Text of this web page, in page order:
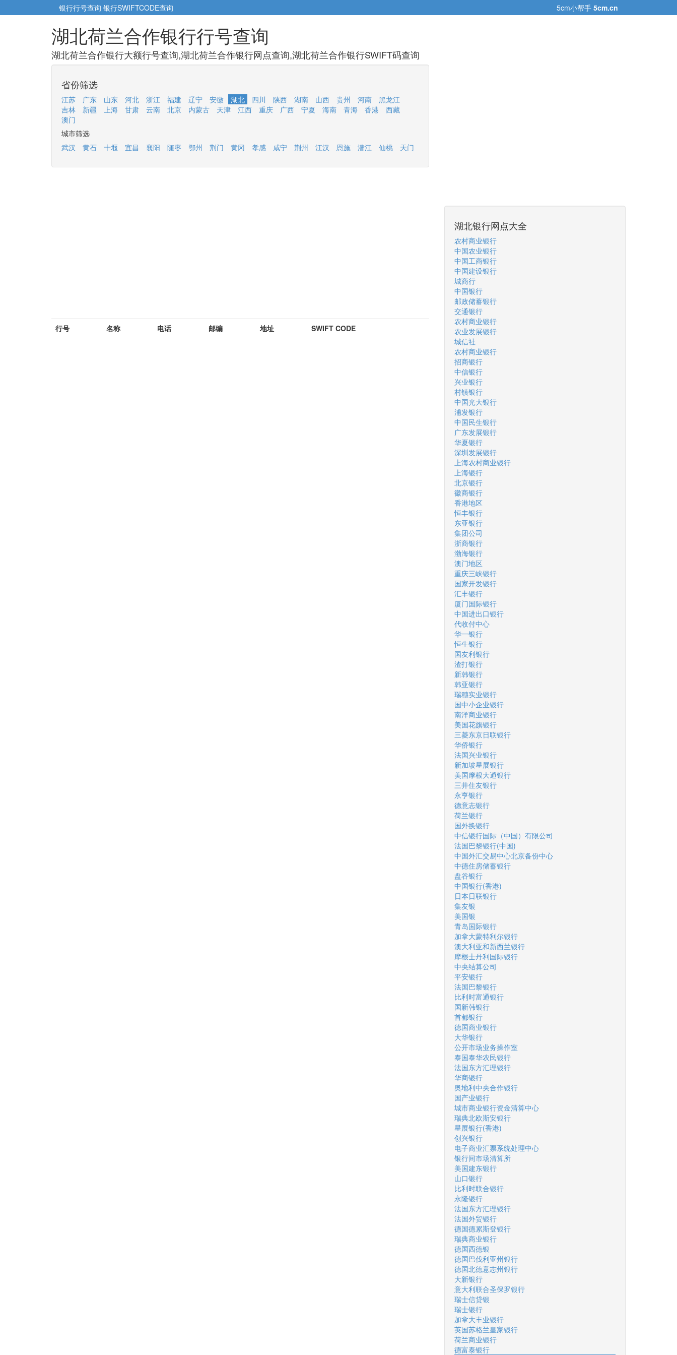
银行行号查询 银行SWIFTCODE查询 5cm小帮手 5cm.cn
湖北荷兰合作银行行号查询
湖北荷兰合作银行大额行号查询,湖北荷兰合作银行网点查询,湖北荷兰合作银行SWIFT码查询
省份筛选
江苏 广东 山东 河北 浙江 福建 辽宁 安徽 湖北 四川 陕西 湖南 山西 贵州 河南
黑龙江
吉林
新疆 上海 甘肃 云南 北京 内蒙古 天津 江西 重庆 广西 宁夏 海南 青海 香港
西藏
澳门
城市筛选
武汉
黄石 十堰 宜昌 襄阳 随枣 鄂州 荆门 黄冈 孝感 咸宁 荆州 江汉 恩施 潜江 仙桃 天门
行号 名称 电话 邮编 地址 SWIFT CODE
湖北银行网点大全
农村商业银行
中国农业银行
中国工商银行
中国建设银行
城商行
中国银行
邮政储蓄银行
交通银行
农村商业银行
农业发展银行
城信社
农村商业银行
招商银行
中信银行
兴业银行
村镇银行
中国光大银行
浦发银行
中国民生银行
广东发展银行
华夏银行
深圳发展银行
上海农村商业银行
上海银行
北京银行
徽商银行
香港地区
恒丰银行
东亚银行
集团公司
浙商银行
渤海银行
澳门地区
重庆三峡银行
国家开发银行
汇丰银行
厦门国际银行
中国进出口银行
代收付中心
华一银行
恒生银行
国友利银行
渣打银行
新韩银行
韩亚银行
瑞穗实业银行
国中小企业银行
南洋商业银行
美国花旗银行
三菱东京日联银行
华侨银行
法国兴业银行
新加坡星展银行
美国摩根大通银行
三井住友银行
永亨银行
德意志银行
荷兰银行
国外换银行
中信银行国际（中国）有限公司
法国巴黎银行(中国)
中国外汇交易中心北京备份中心
中德住房储蓄银行
盘谷银行
中国银行(香港)
日本日联银行
集友银
美国银
青岛国际银行
加拿大蒙特利尔银行
澳大利亚和新西兰银行
摩根士丹利国际银行
中央结算公司
平安银行
法国巴黎银行
比利时富通银行
国新韩银行
首都银行
德国商业银行
大华银行
公开市场业务操作室
泰国泰华农民银行
法国东方汇理银行
华商银行
奥地利中央合作银行
国产业银行
城市商业银行资金清算中心
瑞典北欧斯安银行
星展银行(香港)
创兴银行
电子商业汇票系统处理中心
银行间市场清算所
美国建东银行
山口银行
比利时联合银行
永隆银行
法国东方汇理银行
法国外贸银行
德国德累斯登银行
瑞典商业银行
德国西德银
德国巴伐利亚州银行
德国北德意志州银行
大新银行
意大利联合圣保罗银行
瑞士信贷银
瑞士银行
加拿大丰业银行
英国苏格兰皇家银行
荷兰商业银行
德富泰银行